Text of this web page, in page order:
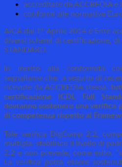
accreditate da ACCREDIA
conformi alle normative
AICA dal 1° Aprile 2014 è Ente
diversi schemi di certificazione,
STANDARD.
In merito alla conformità
segnaliamo che, a seguito di
ricevute da ACCREDIA stessa,
certificazione ICDL Full
dovranno sostenere una verifica
di competenza rispetto al
Tale verifica DigComp 2.2,
multipla, stabilisce il livello di
2.2 e non prevede, come esito,
La verifica potrà essere